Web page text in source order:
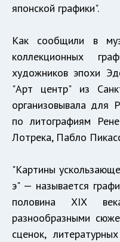
японской графики".
Как сообщили в
коллекционных
художников эпохи
"Арт центр" из
организовывала для
по литографиям
Лотрека, Пабло
"Картины
э" — называется
половина XIX
разнообразными
сценок,